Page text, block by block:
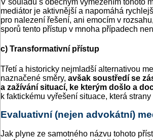
V souladu s obecným vymezením tohoto
mediátor je aktivnější a napomáhá
pro nalezení řešení, ani emocím v
sporů tento přístup v mnoha případech
c) Transformativní přístup
Třetí a historicky nejmladší alternativou
naznačené směry, avšak soustředí se
a zažívání situací, ke kterým došlo a
k faktickému vyřešení situace, která
Evaluativní (nejen advokátní)
Jak plyne ze samotného názvu tohoto